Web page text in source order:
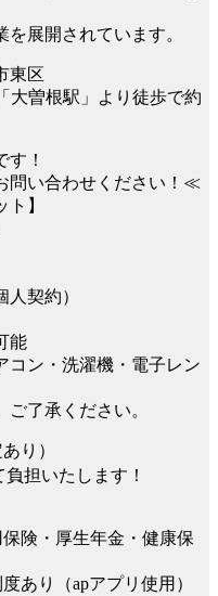
展開されています。
東区
大曽根駅」より徒歩で約
！
問い合わせください！≪
】
契約）
能
ン・洗濯機・電子レン
了承ください。
り）
担いたします！
険・厚生年金・健康保
あり（apアプリ使用）